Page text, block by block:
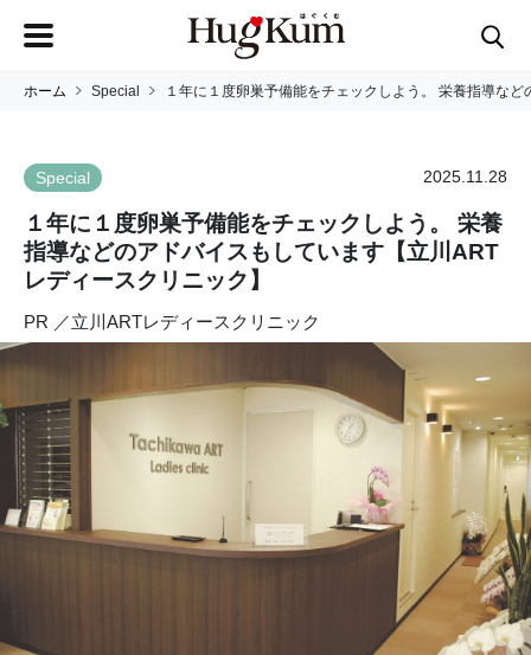
ホーム Special １年に１度卵巣予備能をチェックしよう。 栄養指導な
Special 2025.11.28
１年に１度卵巣予備能をチェックしよう。 栄養
指導などのアドバイスもしています【立川ART
レディースクリニック】
PR ／立川ARTレディースクリニック